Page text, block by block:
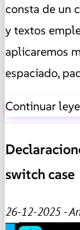
consta de un
y textos
aplicaremos
espaciado,
Continuar
switch case
26-12-2025 -